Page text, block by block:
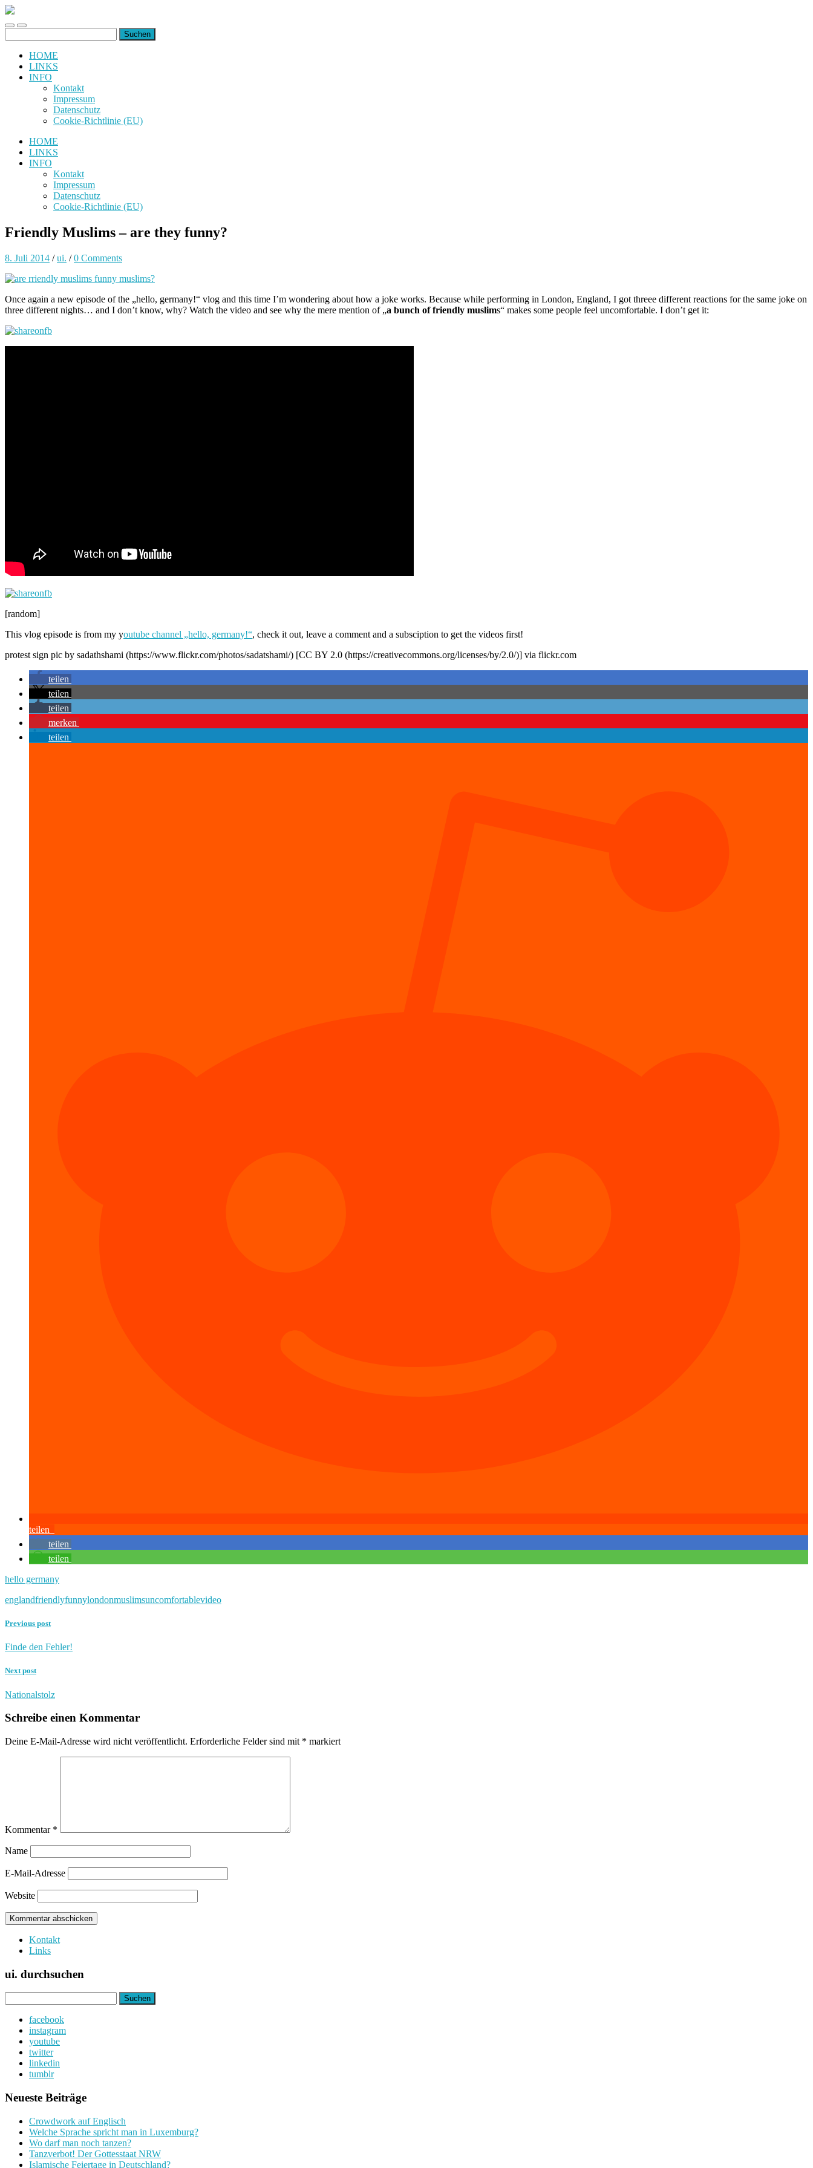
uiuiuiuiuiuiui.de
Toggle
mobile
Toggle
search
nach:
HOME
LINKS
INFO
Kontakt
Impressum
Datenschutz
Cookie-Richtlinie (EU)
HOME
LINKS
INFO
Kontakt
Impressum
Datenschutz
Cookie-Richtlinie (EU)
Friendly Muslims – are they funny?
8. Juli 2014 /ui. /0 Comments
Once again a new episode of the „hello, germany!“ vlog and this time I’m wondering about how a joke works. Because while performing in London, England, I got threee different reactions for the same joke on
three different nights… and I don’t know, why? Watch the video and see why the mere mention of „a bunch of friendly muslims“ makes some people feel uncomfortable. I don’t get it:
[random]
This vlog episode is from my youtube channel „hello, germany!“, check it out, leave a comment and a subsciption to get the videos first!
protest sign pic by sadathshami (https://www.flickr.com/photos/sadatshami/) [CC BY 2.0 (https://creativecommons.org/licenses/by/2.0/)] via flickr.com
teilen
teilen
teilen
merken
teilen
teilen
teilen
teilen
hello germany
englandfriendlyfunnylondonmuslimsuncomfortablevideo
Previous post
Finde den Fehler!
Next post
Nationalstolz
Schreibe einen Kommentar
Deine E-Mail-Adresse wird nicht veröffentlicht. Erforderliche Felder sind mit * markiert
Kommentar *
Name
E-Mail-Adresse
Website
Kontakt
Links
ui. durchsuchen
nach:
facebook
instagram
youtube
twitter
linkedin
tumblr
Neueste Beiträge
Crowdwork auf Englisch
Welche Sprache spricht man in Luxemburg?
Wo darf man noch tanzen?
Tanzverbot! Der Gottesstaat NRW
Islamische Feiertage in Deutschland?